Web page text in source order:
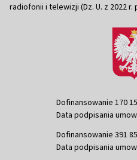
radiofonii i telewizji (Dz. U. z 2022 r.
Dofinansowanie 170
Data podpisania
Dofinansowanie 391
Data podpisania